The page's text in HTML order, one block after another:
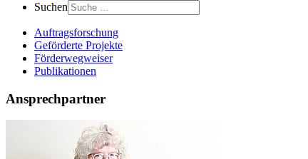
Suchen
Auftragsforschung
Geförderte Projekte
Förderwegweiser
Publikationen
Ansprechpartner